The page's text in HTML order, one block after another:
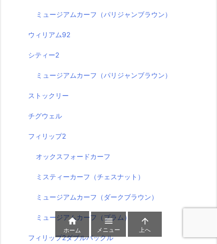
ミュージアムカーフ（パリジャンブラウン）
ウィリアム92
シティー2
ミュージアムカーフ（パリジャンブラウン）
ストックリー
チグウェル
フィリップ2
オックスフォードカーフ
ミスティーカーフ（チェスナット）
ミュージアムカーフ（ダークブラウン）
ミュージアムカーフ（プラム）
フィリップ2ダブルバックル

ホーム

メニュー

上へ